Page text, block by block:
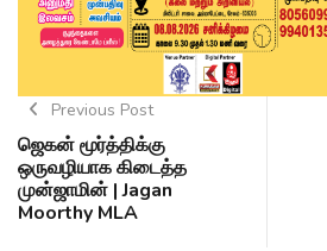
Previous Post
ஜெகன் மூர்த்திக்கு
ஒருவழியாக கிடைத்த
முன்ஜாமின் | Jagan
Moorthy MLA